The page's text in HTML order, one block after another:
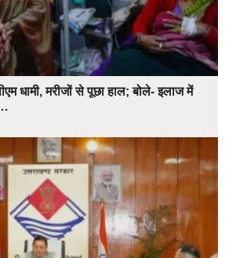
धामी, मरीजों से पूछा हाल; बोले- इलाज में